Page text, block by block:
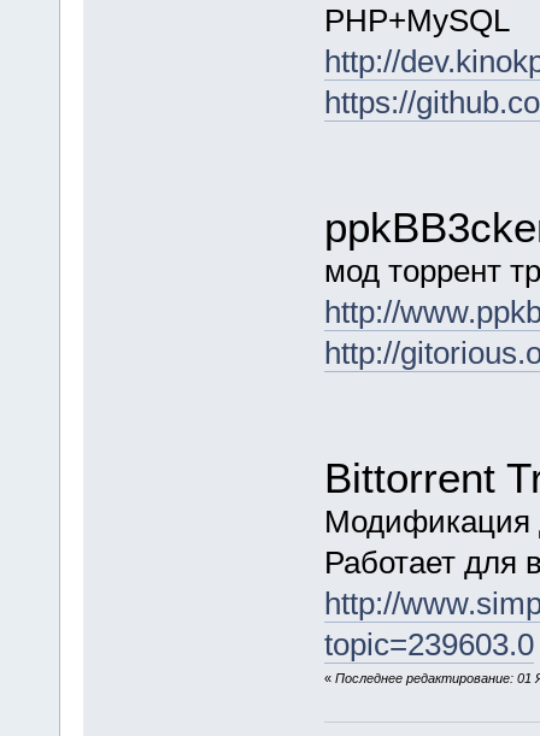
PHP+MySQL
http://
https://
мод торрент
http://
http://
Bittorrent
Модификация
Работает для
http://
topic=239603.0
« Последнее редактирование: 01